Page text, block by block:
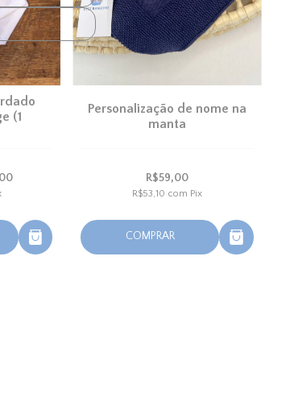
(1
Personalização de nome na
manta
R$59,00
R$53,10 com Pix
COMPRAR